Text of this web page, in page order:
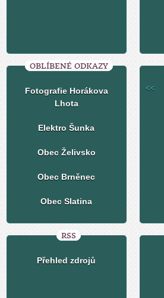
OBLÍBENÉ ODKAZY
Fotografie Horákova
Lhota
Elektro Šunka
Obec Želivsko
Obec Brněnec
Obec Slatina
<<
RSS
Přehled zdrojů